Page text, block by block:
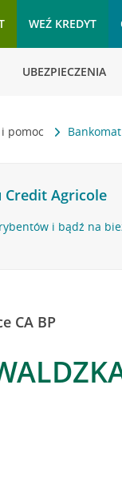
WEŹ KREDYT
UBEZPIECZENIA
pomoc Bankomat
Agricole
i bądź na
CA BP